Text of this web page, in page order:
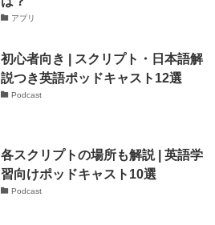
アプリ
初心者向き | スクリプト・日本語解
説つき英語ポッドキャスト12選
Podcast
各スクリプトの場所も解説 | 英語学
習向けポッドキャスト10選
Podcast